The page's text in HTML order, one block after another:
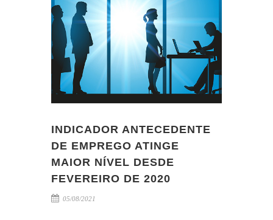
INDICADOR ANTECEDENTE
DE EMPREGO ATINGE
MAIOR NÍVEL DESDE
FEVEREIRO DE 2020
05/08/2021